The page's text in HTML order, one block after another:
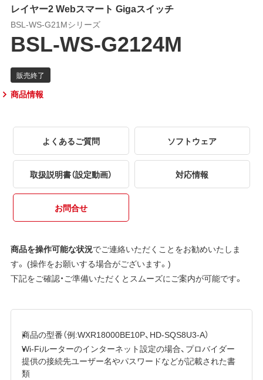
レイヤー2 Webスマート Gigaスイッチ
BSL-WS-G21Mシリーズ
BSL-WS-G2124M
商品情報
よくあるご質問 ソフトウェア
取扱説明書（設定動画） 対応情報
お問合せ
商品を操作可能な状況でご連絡いただくことをお勧めいたしま
す。 (操作をお願いする場合がございます。)
下記をご確認・ご準備いただくとスムーズにご案内が可能です。
商品の型番（例:WXR18000BE10P、HD-SQS8U3-A）
Wi-Fiルーターのインターネット設定の場合、プロバイダー
提供の接続先ユーザー名やパスワードなどが記載された書
類